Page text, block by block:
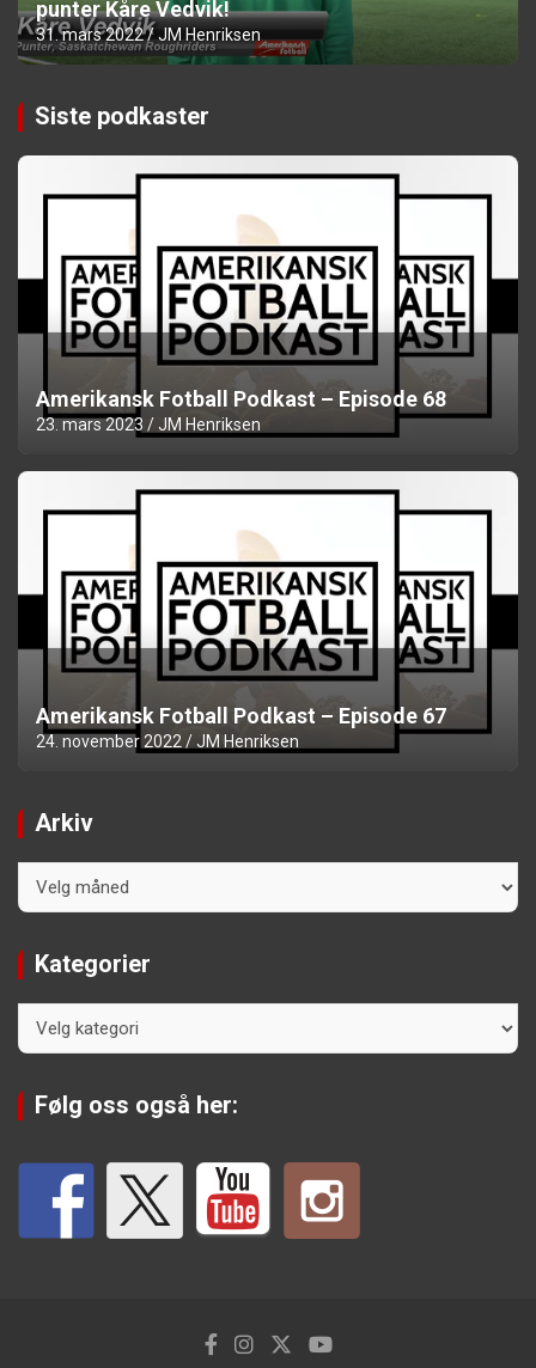
punter Kåre Vedvik!
31. mars 2022 JM Henriksen
Siste podkaster
Amerikansk Fotball Podkast – Episode 68
23. mars 2023 JM Henriksen
Amerikansk Fotball Podkast – Episode 67
24. november 2022 JM Henriksen
Arkiv
Kategorier
Følg oss også her: